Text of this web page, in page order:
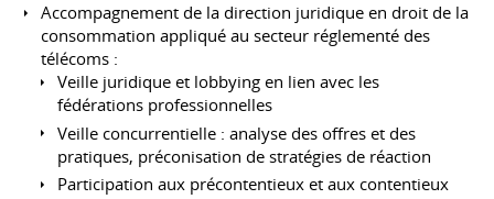
Accompagnement de la direction juridique en droit de la
consommation appliqué au secteur réglementé des
télécoms :
Veille juridique et lobbying en lien avec les
fédérations professionnelles
Veille concurrentielle : analyse des offres et des
pratiques, préconisation de stratégies de réaction
Participation aux précontentieux et aux contentieux